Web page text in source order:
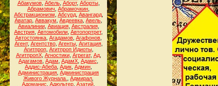
Абакумов, Абель, Аборт, Аборты,
Абрамович Абрамочкин
Абстракционизм Абсурд, Авангард,
Аватар Аввакум Авдеевка Авель
Авиалинии, Авиация, Австралия,
Австрия Автомобили Автопортрет,
Автостоянка Агадамов Агафонов
Агент, Агентство, Агенты, Агитация,
Агитпроп, Агитпроп Идиоты,
АгитпропХ, Агностики, Агрегат, Ад,
Адагамов Адам АдамХ Адамс
Аддис-Абеба Адик Админ
Администрация Администрация
Живого Журнала.
Адмирал
Адоманис Адюльтер Азатий